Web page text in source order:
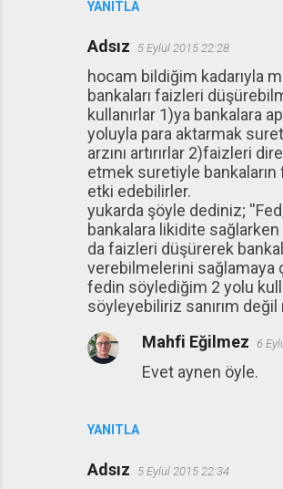
YANITLA
Adsız 5 Eylül 2015 22:28
hocam bildiğim kadarıyla
bankaları faizleri
kullanırlar 1)ya bankalara
yoluyla para aktarmak
arzını artırırlar 2)faizleri
etmek suretiyle
etki edebilirler.
yukarda şöyle dediniz;
bankalara likidite
da faizleri düşürerek
verebilmelerini sağlamaya
fedin söylediğim 2 yolu
söyleyebiliriz sanırım değil
YANITLA
Mahfi Eğilmez 6
Evet aynen öyle.
Adsız 5 Eylül 2015 22:34